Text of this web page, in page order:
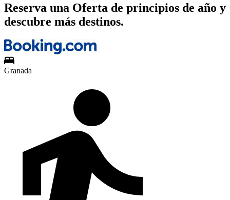
Reserva una Oferta de principios de año y
descubre más destinos.
Granada